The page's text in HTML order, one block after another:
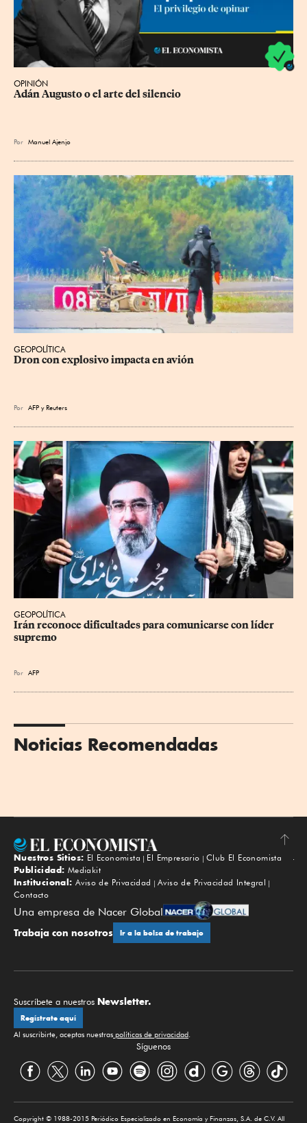
OPINIÓN
Adán Augusto o el arte del silencio
Por Manuel Ajenjo
GEOPOLÍTICA
Dron con explosivo impacta en avión
Por AFP yReuters
GEOPOLÍTICA
Irán reconoce dificultades para comunicarse con líder
supremo
Por AFP
Noticias Recomendadas
Subir
Nuestros Sitios: El Economista El Empresario
Club El Economista
Publicidad: Mediakit
Institucional: Aviso de Privacidad
Aviso de Privacidad Integral
Contacto
Una empresa de Nacer Global
Trabaja con nosotros Ir a la bolsa de trabajo
Suscríbete a nuestros Newsletter.
Regístrate aquí
Al suscribirte, aceptas nuestras políticas de privacidad.
Síguenos
Copyright © 1988-2015 Periódico Especializado en Economía y Finanzas, S.A. de C.V. All